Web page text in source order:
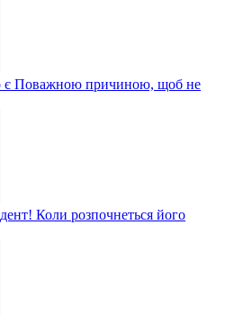
Поважною причиною, щоб не
Коли розпочнеться його